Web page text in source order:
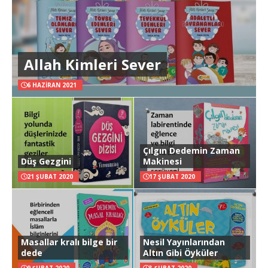
Allah Kimleri Sever
6 HAZIRAN 2021
Düş Gezgini
21 ŞUBAT 2020
Çılgın Dedemin Zaman
Makinesi
17 ŞUBAT 2020
Masallar kralı bilge bir
dede
Nesil Yayınlarından
Altın Gibi Öyküler